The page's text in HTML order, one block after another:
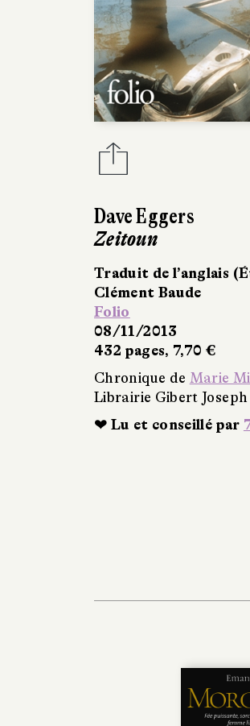
Dave Eggers
Zeitoun
Traduit de l’anglais
Clément Baude
Folio
08/11/2013
432 pages, 7,70 €
Chronique de Marie
Librairie Gibert
❤ Lu et conseillé par